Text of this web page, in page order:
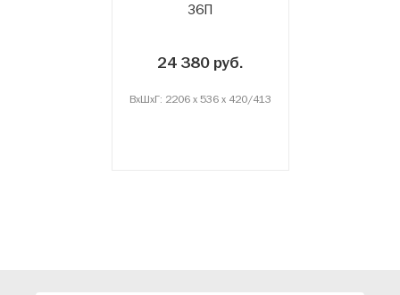
36П
24 380 руб.
ВxШxГ: 2206 x 536 x 420/413